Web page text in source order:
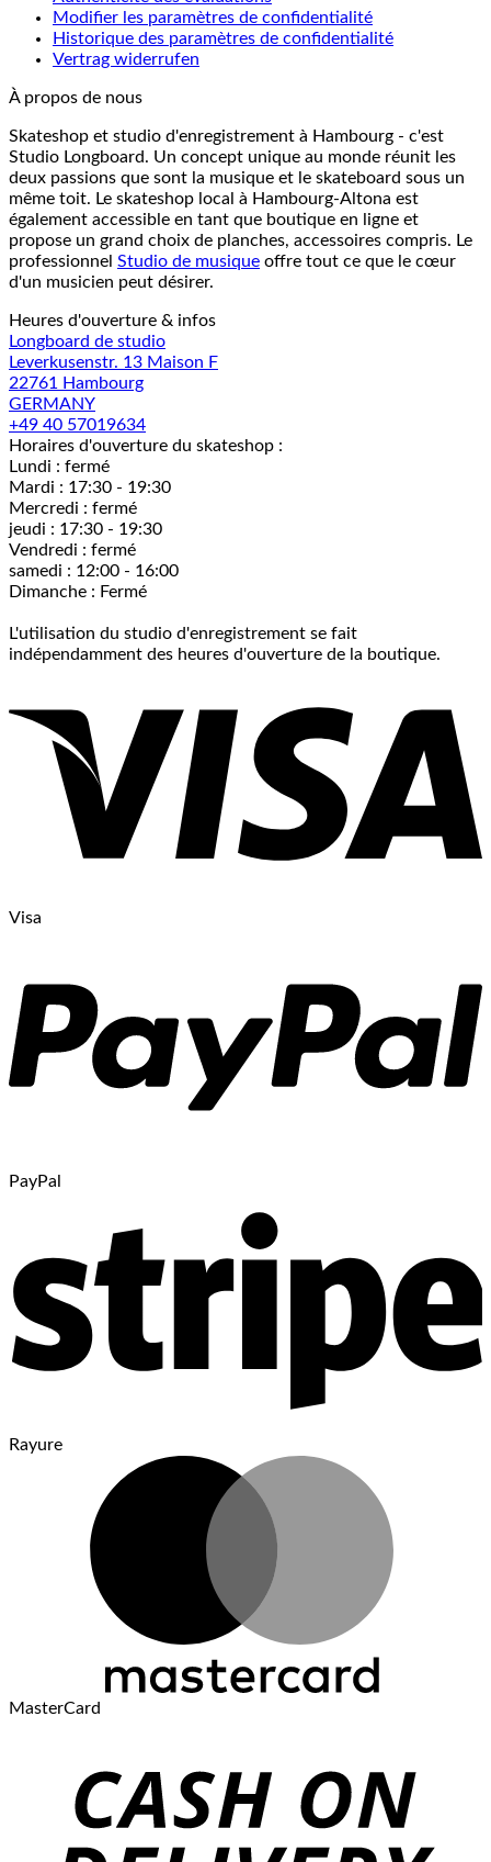
Modifier les paramètres de confidentialité
Historique des paramètres de confidentialité
Vertrag widerrufen
À propos de nous
Skateshop et studio d'enregistrement à Hambourg - c'est
Studio Longboard. Un concept unique au monde réunit les
deux passions que sont la musique et le skateboard sous un
même toit. Le skateshop local à Hambourg-Altona est
également accessible en tant que boutique en ligne et
propose un grand choix de planches, accessoires compris. Le
professionnel Studio de musique offre tout ce que le cœur
d'un musicien peut désirer.
Heures d'ouverture & infos
Longboard de studio
Leverkusenstr. 13 Maison F
22761 Hambourg
GERMANY
+49 40 57019634
Horaires d'ouverture du skateshop :
Lundi : fermé
Mardi : 17:30 - 19:30
Mercredi : fermé
jeudi : 17:30 - 19:30
Vendredi : fermé
samedi : 12:00 - 16:00
Dimanche : Fermé
L'utilisation du studio d'enregistrement se fait
indépendamment des heures d'ouverture de la boutique.
Visa
PayPal
Rayure
MasterCard